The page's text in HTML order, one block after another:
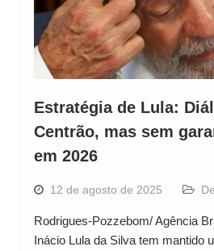
Estratégia de Lula:
Centrão, mas sem
em 2026
12 de agosto de 2025
Rodrigues-Pozzebom/ Agência
Inácio Lula da Silva tem mantido